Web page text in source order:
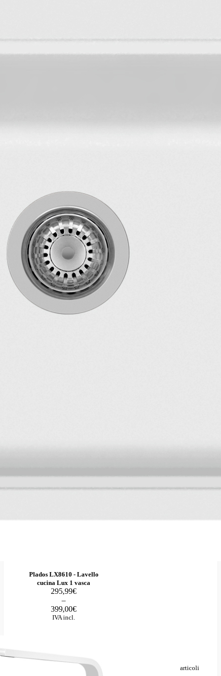
Plados LX8610 - Lavello
cucina Lux 1 vasca
295,99€
–
399,00€
Fascia
di
prezzo:
da
IVA incl.
Totale per 3 articoli